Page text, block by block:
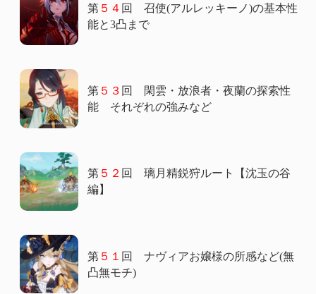
第５４ 回 召使(アルレッキーノ)の基本性
能と3凸まで
第５３ 回 閑雲・放浪者・夜蘭の探索性
能 それぞれの強みなど
第５２ 回 璃月精鋭狩ルート【沈玉の谷
編】
第５１ 回 ナヴィアお嬢様の所感など(無
凸無モチ)